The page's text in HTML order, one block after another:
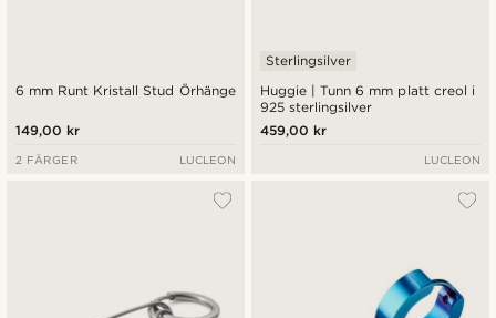
6 mm Runt Kristall Stud Örhänge
149,00 kr
2 FÄRGER LUCLEON
Huggie | Tunn 6 mm platt creol i
925 sterlingsilver
Sterlingsilver
459,00 kr
LUCLEON